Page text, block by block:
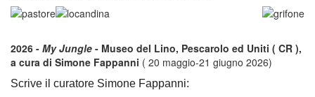
2026 - My Jungle - Museo del Lino, Pescarolo ed Uniti ( CR ),
a cura di Simone Fappanni ( 20 maggio-21 giugno 2026)
Scrive il curatore Simone Fappanni: